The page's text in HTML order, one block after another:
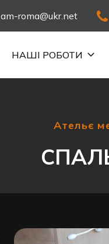
am-roma@ukr.net
НАШІ РОБОТИ
Ательє